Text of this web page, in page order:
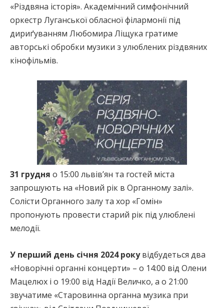
«Різдвяна історія». Академічний симфонічний
оркестр Луганської обласної філармонії під
дириґуванням Любомира Ліщука гратиме
авторські обробки музики з улюблених різдвяних
кінофільмів.
31 грудня о 15:00 львівʼян та гостей міста
запрошують на «Новий рік в Органному залі».
Солісти Органного залу та хор «Гомін»
пропонують провести старий рік під улюблені
мелодії.
У перший день січня 2024 рокувідбудеться два
«Новорічні органні концерти» – о 14:00 від Олени
Мацелюх і о 19:00 від Надії Величко, а о 21:00
звучатиме «Старовинна органна музика при